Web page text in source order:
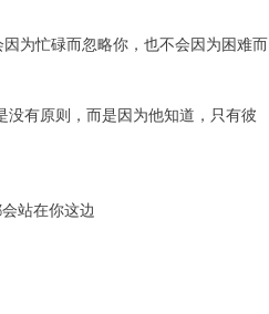
为忙碌而忽略你，也不会因为困难而
有原则，而是因为他知道，只有彼
站在你这边